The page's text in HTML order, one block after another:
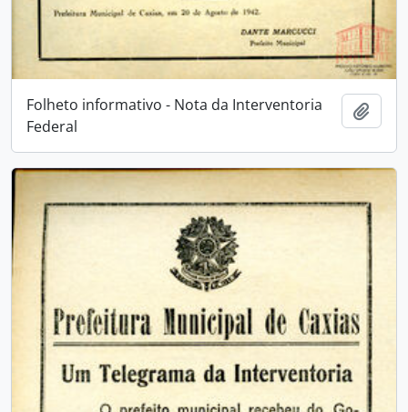
Folheto informativo - Nota da Interventoria
Federal